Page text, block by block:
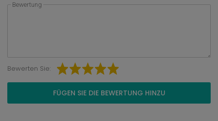
Bewertung
Bewerten Sie:
FÜGEN SIE DIE BEWERTUNG HINZU